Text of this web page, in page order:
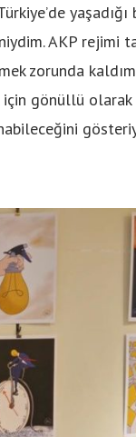
AKP rejimi
zorunda
gönüllü